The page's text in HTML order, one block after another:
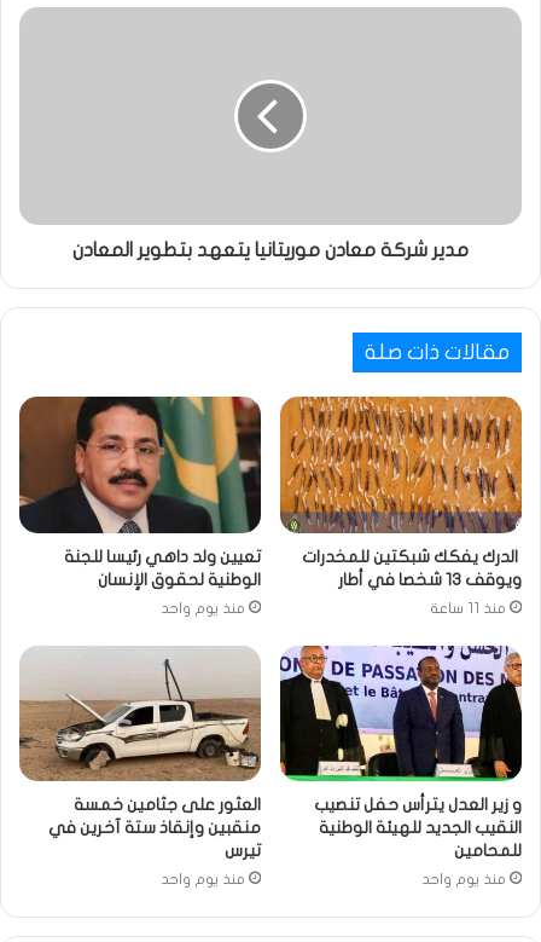
مدير شركة معادن موريتانيا يتعهد بتطوير المعادن
مقالات ذات صلة
الدرك يفكك شبكتين للمخدرات
ويوقف 13 شخصا في أطار
منذ 11 ساعة
تعيين ولد داهي رئيسا للجنة
الوطنية لحقوق الإنسان
منذ يوم واحد
و زير العدل يترأس حفل تنصيب
النقيب الجديد للهيئة الوطنية
للمحامين
منذ يوم واحد
العثور على جثامين خمسة
منقبين وإنقاذ ستة آخرين في
تيرس
منذ يوم واحد